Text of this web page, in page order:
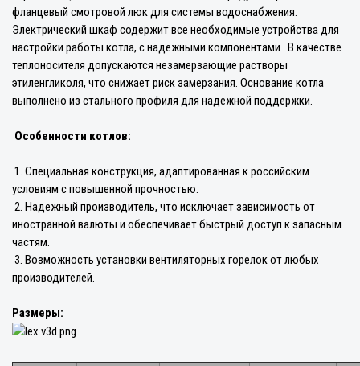
фланцевый смотровой люк для системы водоснабжения.
Электрический шкаф содержит все необходимые устройства для
настройки работы котла, с надежными компонентами . В качестве
теплоносителя допускаются незамерзающие растворы
этиленгликоля, что снижает риск замерзания. Основание котла
выполнено из стального профиля для надежной поддержки.
Особенности котлов:
1. Специальная конструкция, адаптированная к российским
условиям с повышенной прочностью.
2. Надежный производитель, что исключает зависимость от
иностранной валюты и обеспечивает быстрый доступ к запасным
частям.
3. Возможность установки вентиляторных горелок от любых
производителей.
Размеры: